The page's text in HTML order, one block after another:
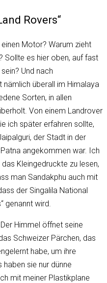
Rovers“
Motor? Warum zieht
Sollte es hier oben, auf fast
Und nach
nämlich überall im Himalaya
Sorten, in allen
Von einem Landrover
ich später erfahren sollte,
der Stadt in der
angekommen war. Ich
Kleingedruckte zu lesen,
man Sandakphu auch mit
der Singalila National
genannt wird.
Himmel öffnet seine
Schweizer Pärchen, das
habe, um ihre
sie nur dünne
mit meiner Plastikplane